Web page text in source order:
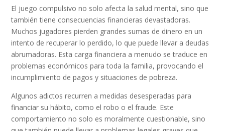
El juego compulsivo no solo afecta la salud mental, sino que
también tiene consecuencias financieras devastadoras.
Muchos jugadores pierden grandes sumas de dinero en un
intento de recuperar lo perdido, lo que puede llevar a deudas
abrumadoras. Esta carga financiera a menudo se traduce en
problemas económicos para toda la familia, provocando el
incumplimiento de pagos y situaciones de pobreza.
Algunos adictos recurren a medidas desesperadas para
financiar su hábito, como el robo o el fraude. Este
comportamiento no solo es moralmente cuestionable, sino